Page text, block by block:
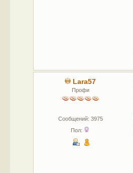
Lara57
Профи
Сообщений: 3975
Пол: